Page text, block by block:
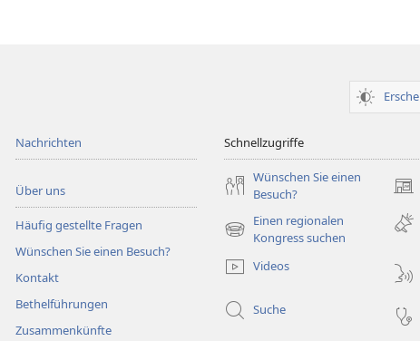
Nachrichten
Über uns
Häufig gestellte Fragen
Wünschen Sie einen Besuch?
Kontakt
Bethelführungen
Zusammenkünfte
Schnellzugriffe
Wünschen Sie einen
Besuch?
neues
Einen regionalen
Kongress suchen
(öffnet
Fenster)Videos
Suche